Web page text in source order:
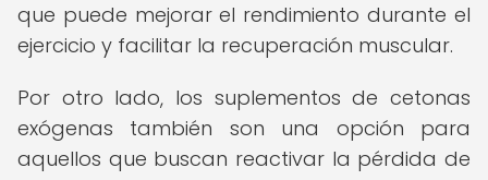
que puede mejorar el rendimiento durante el
ejercicio y facilitar la recuperación muscular.
Por otro lado, los suplementos de cetonas
exógenas también son una opción para
aquellos que buscan reactivar la pérdida de